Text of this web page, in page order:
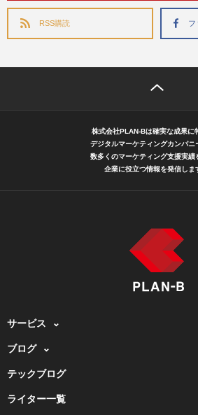
RSS購読 フ
株式会社PLAN-Bは確実な成果に
デジタルマーケティングカンパニ
数多くのマーケティング支援実績
企業に役立つ情報を発信しま
サービス
ブログ
テックブログ
ライター一覧